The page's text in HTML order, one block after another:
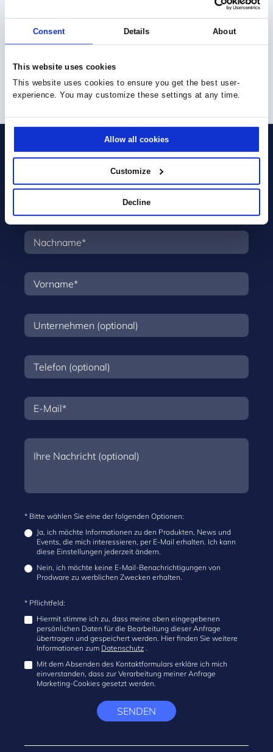
Consent Details About
This website uses cookies
This website uses cookies to ensure you get the best user-
experience. You may customize these settings at any time.
Allow all cookies
Customize
Decline
der führenden Anbieter von Microsoft-Lösungen in
Europa und Mitglied des Inner Circle von Microsoft.
UNSER ANSATZ
Sie haben ein Projekt?
Sprechen Sie uns an!
Wir freuen uns auf Ihre Nachricht.
* Bitte wählen Sie eine der folgenden Optionen:
Ja, ich möchte Informationen zu den Produkten, News und
Events, die mich interessieren, per E-Mail erhalten. Ich kann
diese Einstellungen jederzeit ändern.
Nein, ich möchte keine E-Mail-Benachrichtigungen von
Prodware zu werblichen Zwecken erhalten.
* Pflichtfeld:
Hiermit stimme ich zu, dass meine oben eingegebenen
persönlichen Daten für die Bearbeitung dieser Anfrage
übertragen und gespeichert werden. Hier finden Sie weitere
Informationen zum Datenschutz .
Mit dem Absenden des Kontaktformulars erkläre ich mich
einverstanden, dass zur Verarbeitung meiner Anfrage
Marketing-Cookies gesetzt werden.
SENDEN